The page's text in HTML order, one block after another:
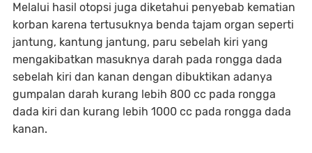
Melalui hasil otopsi juga diketahui penyebab kematian
korban karena tertusuknya benda tajam organ seperti
jantung, kantung jantung, paru sebelah kiri yang
mengakibatkan masuknya darah pada rongga dada
sebelah kiri dan kanan dengan dibuktikan adanya
gumpalan darah kurang lebih 800 cc pada rongga
dada kiri dan kurang lebih 1000 cc pada rongga dada
kanan.